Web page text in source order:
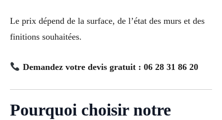
Le prix dépend de la surface, de l’état des murs et des
finitions souhaitées.
Demandez votre devis gratuit : 06 28 31 86 20
Pourquoi choisir notre